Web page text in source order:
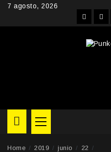
Skip7 agosto, 2026
Primary
Menu
Home 2019 junio
22